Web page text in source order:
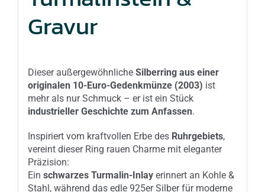
Gravur
Dieser außergewöhnliche Silberring aus einer
originalen 10-Euro-Gedenkmünze (2003) ist
mehr als nur Schmuck – er ist ein Stück
industrieller Geschichte zum Anfassen.
Inspiriert vom kraftvollen Erbe des Ruhrgebiets,
vereint dieser Ring rauen Charme mit eleganter
Präzision:
Ein schwarzes Turmalin-Inlayerinnert an Kohle &
Stahl, während das edle 925er Silber für moderne